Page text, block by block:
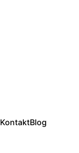
KontaktBlog